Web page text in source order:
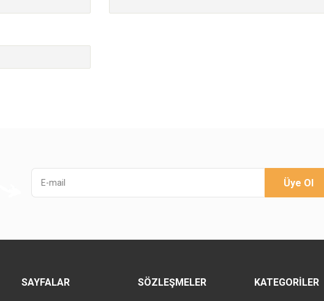
Üye Ol
SAYFALAR SÖZLEŞMELER KATEGORILER